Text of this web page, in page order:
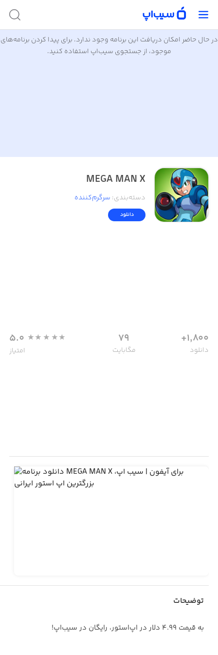
در حال حاضر امکان دریافت این برنامه وجود ندارد. برای پیدا کردن برنامه‌های
موجود، از جستجوی سیب‌اپ استفاده کنید.
MEGA MAN X
دسته‌بندی: سرگرم‌کننده
دانلود
1,800+
دانلود
79
مگابایت
5.0
امتیاز
توضیحات
به قیمت ۴.۹۹ دلار در اپ‌استور، رایگان در سیب‌اپ!